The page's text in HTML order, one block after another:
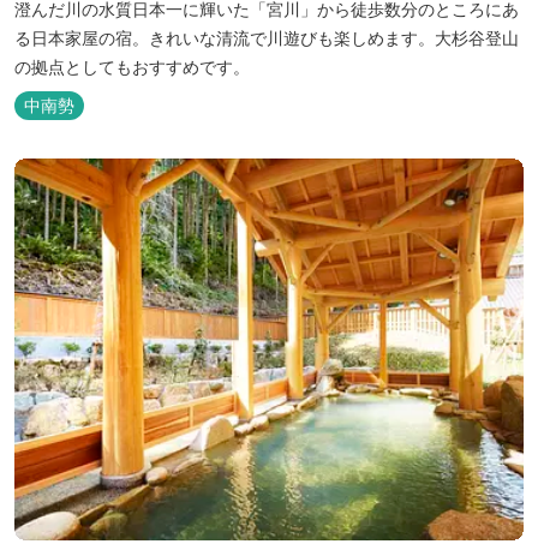
澄んだ川の水質日本一に輝いた「宮川」から徒歩数分のところにあ
る日本家屋の宿。きれいな清流で川遊びも楽しめます。大杉谷登山
の拠点としてもおすすめです。
中南勢